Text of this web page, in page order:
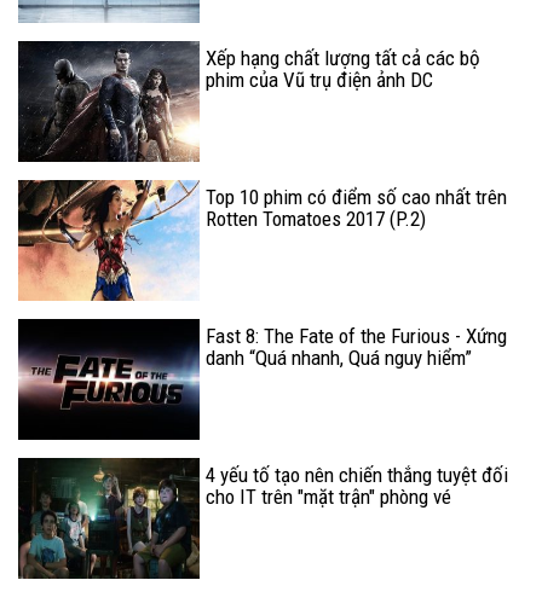
Xếp hạng chất lượng tất cả các bộ
phim của Vũ trụ điện ảnh DC
Top 10 phim có điểm số cao nhất trên
Rotten Tomatoes 2017 (P.2)
Fast 8: The Fate of the Furious - Xứng
danh “Quá nhanh, Quá nguy hiểm”
4 yếu tố tạo nên chiến thắng tuyệt đối
cho IT trên "mặt trận" phòng vé